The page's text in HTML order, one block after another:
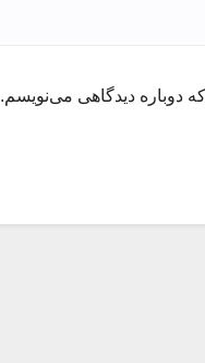
دوباره دیدگاهی می‌نویسم.